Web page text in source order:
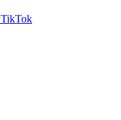
TikTok